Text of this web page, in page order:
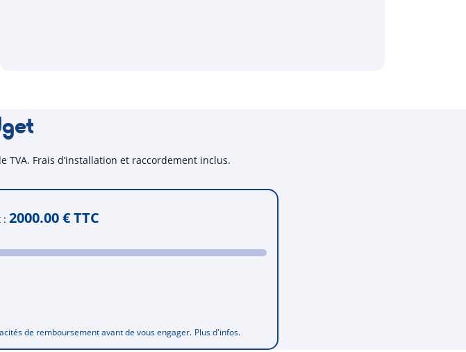
TVA. Frais d’installation et raccordement inclus.
2000.00€ TTC
de remboursement avant de vous engager. Plus d'infos.